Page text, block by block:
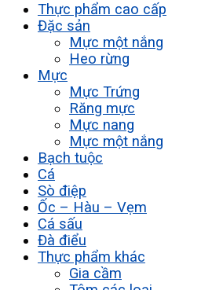
Thực phẩm cao cấp
Đặc sản
Mực một nắng
Heo rừng
Mực
Mực Trứng
Răng mực
Mực nang
Mực một nắng
Bạch tuộc
Cá
Sò điệp
Ốc – Hàu – Vẹm
Cá sấu
Đà điểu
Thực phẩm khác
Gia cầm